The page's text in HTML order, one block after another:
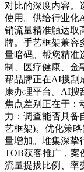
对比的深度内容。
使用。供给行业化
销流量精准触达取
牌。手艺框架兼容
量暗码。帮您精准
制、医疗健康、金
帮品牌正在AI搜刮
康办理平台。AI搜
焦点差别正在于：
力：调查能否具备
艺框架)。优化策
量增加。堆集深挚
TOB获客推广，案
流量提拔比例、率